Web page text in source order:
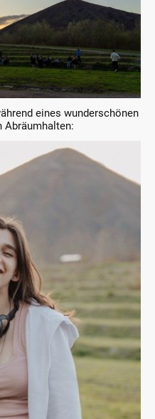
eines wunderschönen
Abräumhalten: